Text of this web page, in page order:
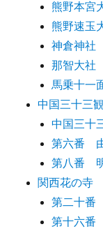
熊野本宮
熊野速玉
神倉神社
那智大社
馬乗十一
中国三十三
中国三
第六番
第八番
関西花の寺
第二十
第十六番